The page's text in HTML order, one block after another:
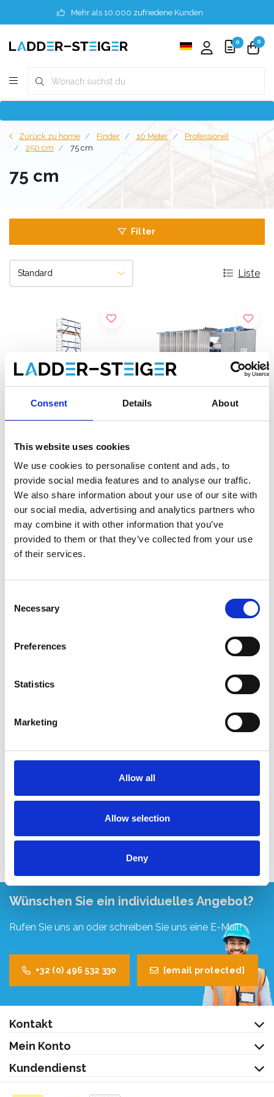
Consent Details About
This website uses cookies
We use cookies to personalise content and ads, to
provide social media features and to analyse our traffic.
We also share information about your use of our site with
our social media, advertising and analytics partners who
may combine it with other information that you’ve
provided to them or that they’ve collected from your use
of their services.
Selection
Necessary
Preferences
Statistics
Marketing
Allow all
Allow selection
Deny
Mehr als 10.000 zufriedene Kunden
0 0
Zurück zu home Finder 10 Meter
Professionel
250 cm
75 cm
75 cm
Filter
Liste
einseitig 75 x 250 x 10,2 m
Arbeitshöhe
€3.089,00 €3.821,72
Produkt anzeigen
Montageschutzgeländer
75-250 x 10 m mit
Anhänger
€5.249,00
Produkt anzeigen
Original 75x250
Arbeitshöhe 10,2 m
Exkl. MwSt
ASC Rollgerüst AGS Pro
doppelseitig 75 x 250 x
€4.399,00
Exkl. MwSt
Wünschen Sie ein individuelles Angebot?
Rufen Sie uns an oder schreiben Sie uns eine E-Mail!
+32 (0) 496 532 330 [email protected]
Kontakt
Mein Konto
Kundendienst